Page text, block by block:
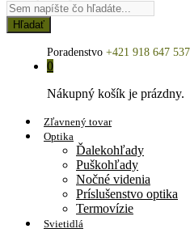
Hľadať
Poradenstvo +421 918 647 537
0
Nákupný košík je prázdny.
Zľavnený tovar
Optika
Ďalekohľady
Puškohľady
Nočné videnia
Príslušenstvo optika
Termovízie
Svietidlá